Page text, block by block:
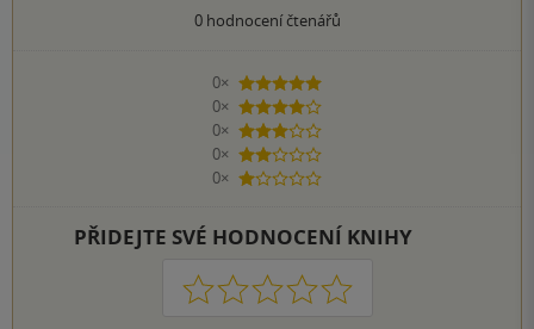
0hodnocení čtenářů
0×
5 hvězdiček
0×
4 hvězdičky
0×
3 hvězdičky
0×
2 hvězdičky
0×
1 hvezdička
PŘIDEJTE SVÉ HODNOCENÍ KNIHY
1 2 3 4 5